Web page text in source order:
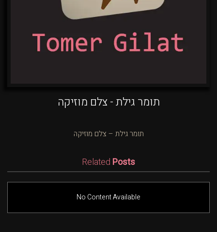
תומר גילת - צלם מוזיקה
תומר גילת – צלם מוזיקה
Related Posts
No Content Available